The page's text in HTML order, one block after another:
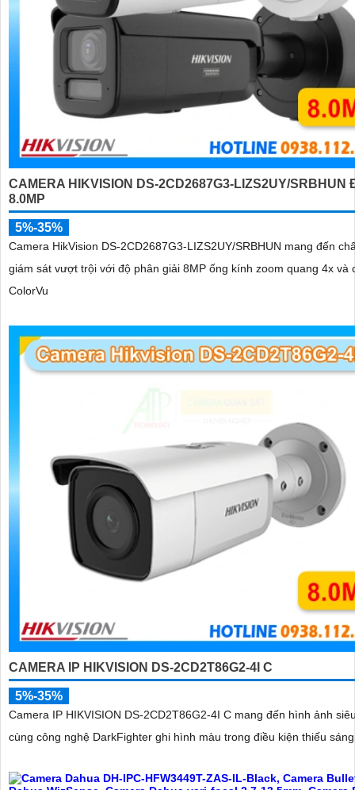
CAMERA HIKVISION DS-2CD2687G3-LIZS2UY/SRBHUN
8.0MP
5%-35%
Camera HikVision DS-2CD2687G3-LIZS2UY/SRBHUN mang đến
giám sát vượt trội với độ phân giải 8MP ống kính zoom quang 4x và
ColorVu
CAMERA IP HIKVISION DS-2CD2T86G2-4I C
5%-35%
Camera IP HIKVISION DS-2CD2T86G2-4I C mang đến hình ảnh
cùng công nghệ DarkFighter ghi hình màu trong điều kiện thiếu sáng